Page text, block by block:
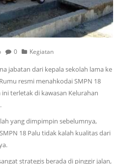
0 Kegiatan
jabatan dari kepala sekolah lama ke
resmi menahkodai SMPN 18
terletak di kawasan Kelurahan
yang dimpimpin sebelumnya,
18 Palu tidak kalah kualitas dari
strategis berada di pinggir jalan,